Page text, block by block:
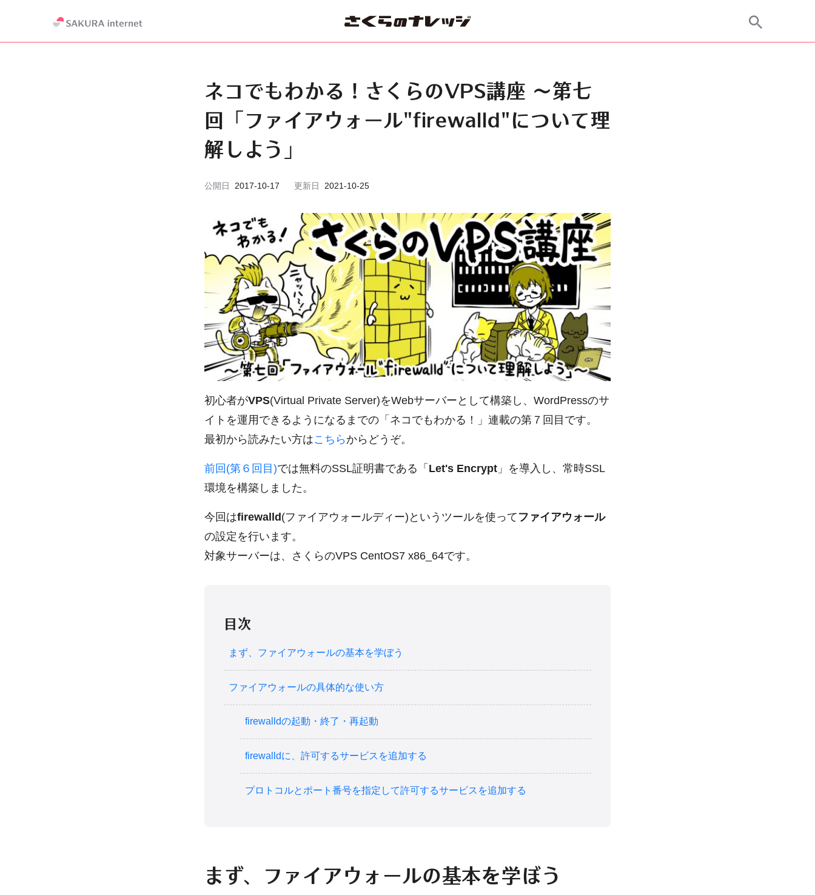
ネコでもわかる！さくらのVPS講座 ～第七
回「ファイアウォール"firewalld"について理
解しよう」
公開日 2017-10-17 更新日 2021-10-25
初心者がVPS(Virtual Private Server)をWebサーバーとして構築し、WordPressのサ
イトを運用できるようになるまでの「ネコでもわかる！」連載の第７回目です。
最初から読みたい方はこちらからどうぞ。
前回(第６回目)では無料のSSL証明書である「 Let's Encrypt 」を導入し、常時SSL
環境を構築しました。
今回はfirewalld(ファイアウォールディー)というツールを使って ファイアウォール
の設定を行います。
対象サーバーは、さくらのVPS CentOS7 x86_64です。
目次
まず、ファイアウォールの基本を学ぼう
ファイアウォールの具体的な使い方
firewalldの起動・終了・再起動
firewalldに、許可するサービスを追加する
プロトコルとポート番号を指定して許可するサービスを追加する
まず、ファイアウォールの基本を学ぼう